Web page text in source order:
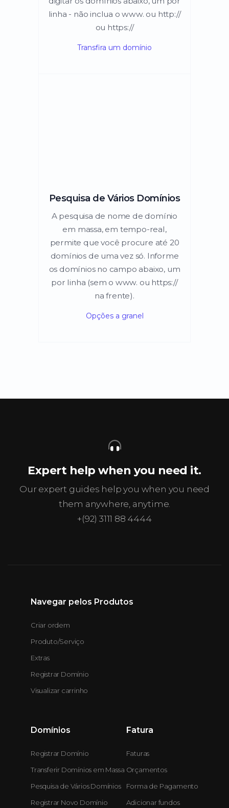
linha - não inclua o www. ou http://
ou https://
Transfira um domínio
Pesquisa de Vários Domínios
A pesquisa de nome de domínio
em massa, em tempo-real,
permite que você procure até 20
domínios de uma vez só. Informe
os domínios no campo abaixo, um
por linha (sem o www. ou https://
na frente).
Opções a granel
Expert help when you need it.
Our expert guides help you when you need
them anywhere, anytime.
+(92) 3111 88 4444
Navegar pelos Produtos
Criar ordem
Produto/Serviço
Extras
Registrar Domínio
Visualizar carrinho
Domínios
Registrar Domínio
Transferir Domínios em Massa
Pesquisa de Vários Domínios
Registrar Novo Domínio
Fatura
Faturas
Orçamentos
Forma de Pagamento
Adicionar fundos